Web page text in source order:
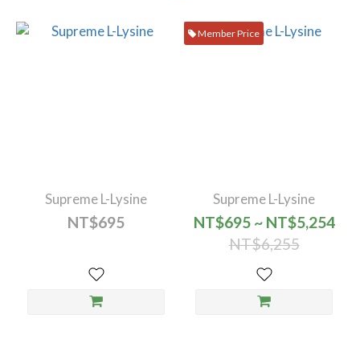
Supreme L-Lysine
NT$695
Member Price
Supreme L-Lysine
NT$695 ~ NT$5,254
NT$6,255